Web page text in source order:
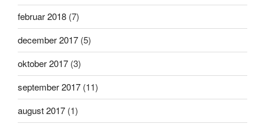
februar 2018 (7)
december 2017 (5)
oktober 2017 (3)
september 2017 (11)
august 2017 (1)